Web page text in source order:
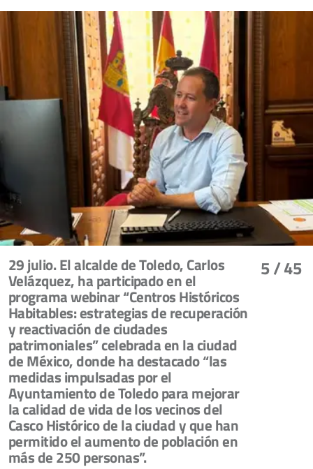
5/ 45
29 julio. El alcalde de Toledo, Carlos
Velázquez, ha participado en el
programa webinar “Centros Históricos
Habitables: estrategias de recuperación
y reactivación de ciudades
patrimoniales” celebrada en la ciudad
de México, donde ha destacado “las
medidas impulsadas por el
Ayuntamiento de Toledo para mejorar
la calidad de vida de los vecinos del
Casco Histórico de la ciudad y que han
permitido el aumento de población en
más de 250 personas”.